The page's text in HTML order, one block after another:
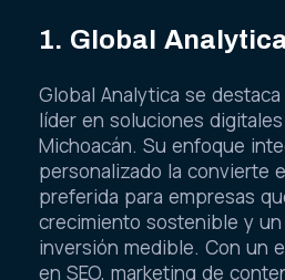
1. Global
Global Analytica se
líder en soluciones
Michoacán. Su enfoque
personalizado la convierte
preferida para empresas
crecimiento sostenible y
inversión medible. Con un
en SEO, marketing de